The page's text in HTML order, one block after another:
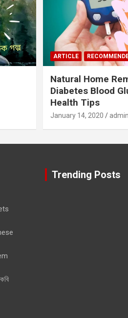
ARTICLE
Natural Home
Diabetes Blood
Health Tips
January 14, 2020 admin
Trending Posts